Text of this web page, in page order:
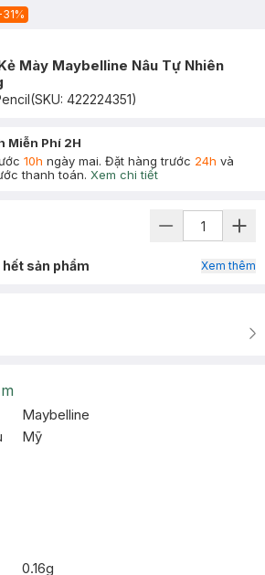
31%
Mày Maybelline Nâu Tự Nhiên
(SKU: 422224351)
Miễn Phí 2H
10h ngày mai. Đặt hàng trước 24h và
thanh toán. Xem chi tiết
sản phẩm Xem thêm
Maybelline
Mỹ
0.16g